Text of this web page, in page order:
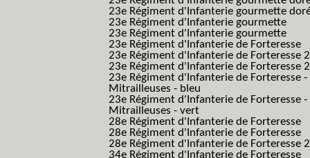
23e Régiment d'Infanterie gourmette
23e Régiment d'Infanterie gourmette
23e Régiment d'Infanterie gourmette
23e Régiment d'Infanterie de Forteresse
23e Régiment d'Infanterie de Forteresse
23e Régiment d'Infanterie de Forteresse
23e Régiment d'Infanterie de Forteresse
Mitrailleuses - bleu
23e Régiment d'Infanterie de Forteresse
Mitrailleuses - vert
28e Régiment d'Infanterie de Forteresse
28e Régiment d'Infanterie de Forteresse
28e Régiment d'Infanterie de Forteresse
34e Régiment d'Infanterie de Forteresse